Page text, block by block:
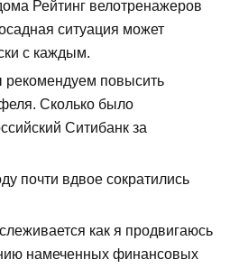
Рейтинг велотренажеров
ситуация может
с каждым.
повысить
Сколько было
Ситибанк за
почти вдвое сократились
как я продвигаюсь
намеченных финансовых